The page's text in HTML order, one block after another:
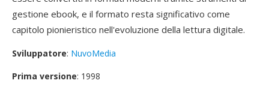
gestione ebook, e il formato resta significativo come
capitolo pionieristico nell'evoluzione della lettura digitale.
Sviluppatore: NuvoMedia
Prima versione: 1998